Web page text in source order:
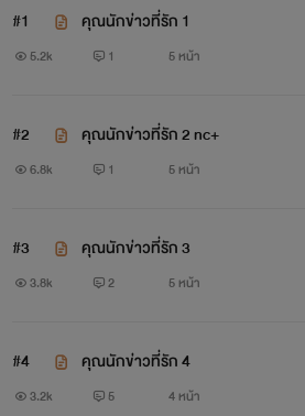
#1 คุณนักข่าวที่รัก 1
5.2k 1 5 หน้า
#2 คุณนักข่าวที่รัก 2 nc+
6.8k 1 5 หน้า
#3 คุณนักข่าวที่รัก 3
3.8k 2 5 หน้า
#4 คุณนักข่าวที่รัก 4
3.2k 5 4 หน้า